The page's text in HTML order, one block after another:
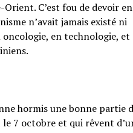
C’est fou de devoir
n’avait jamais existé ni
en technologie, et
hormis une bonne partie
7 octobre et qui rêvent